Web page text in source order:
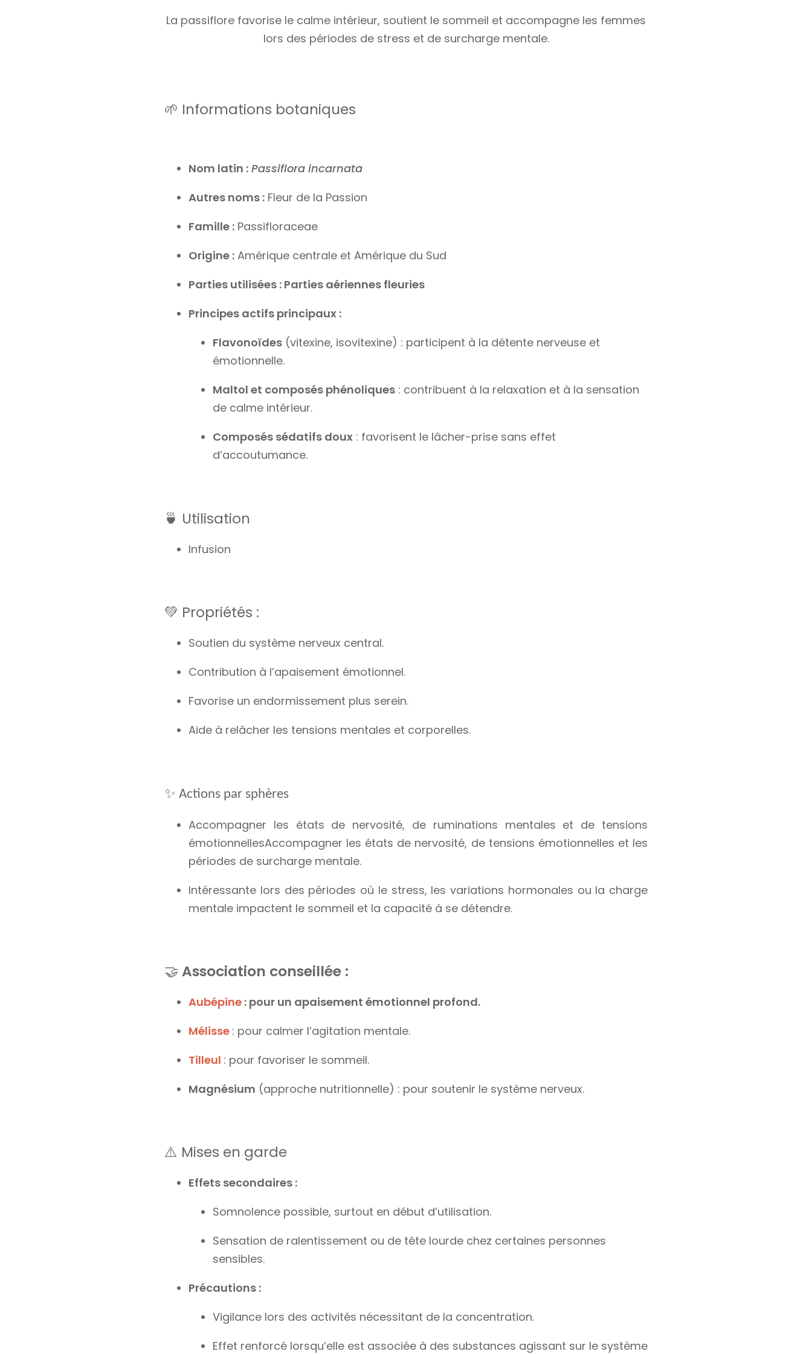
La passiflore favorise le calme intérieur, soutient le sommeil et accompagne les femmes
lors des périodes de stress et de surcharge mentale.
🌱 Informations botaniques
Nom latin : Passiflora incarnata
Autres noms : Fleur de la Passion
Famille : Passifloraceae
Origine : Amérique centrale et Amérique du Sud
Parties utilisées : Parties aériennes fleuries
Principes actifs principaux :
Flavonoïdes (vitexine, isovitexine) : participent à la détente nerveuse et
émotionnelle.
Maltol et composés phénoliques : contribuent à la relaxation et à la sensation
de calme intérieur.
Composés sédatifs doux : favorisent le lâcher-prise sans effet
d’accoutumance.
🍵 Utilisation
Infusion
💚 Propriétés :
Soutien du système nerveux central.
Contribution à l’apaisement émotionnel.
Favorise un endormissement plus serein.
Aide à relâcher les tensions mentales et corporelles.
✨ Actions par sphères
Accompagner les états de nervosité, de ruminations mentales et de tensions
émotionnellesAccompagner les états de nervosité, de tensions émotionnelles et les
périodes de surcharge mentale.
Intéressante lors des périodes où le stress, les variations hormonales ou la charge
mentale impactent le sommeil et la capacité à se détendre.
🤝​ Association conseillée :
Aubépine : pour un apaisement émotionnel profond.
Mélisse : pour calmer l’agitation mentale.
Tilleul : pour favoriser le sommeil.
Magnésium (approche nutritionnelle) : pour soutenir le système nerveux.
⚠️ Mises en garde
Effets secondaires :
Somnolence possible, surtout en début d’utilisation.
Sensation de ralentissement ou de tête lourde chez certaines personnes
sensibles.
Précautions :
Vigilance lors des activités nécessitant de la concentration.
Effet renforcé lorsqu’elle est associée à des substances agissant sur le système